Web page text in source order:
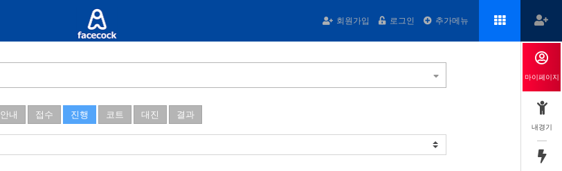
회원가입 로그인 추가메뉴
안내 접수 진행 코트 대진 결과
마이페이지
내경기